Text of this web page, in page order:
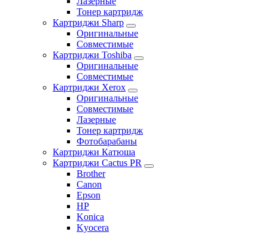
Тонер картридж
Картриджи Sharp
Оригинальные
Совместимые
Картриджи Toshiba
Оригинальные
Совместимые
Картриджи Xerox
Оригинальные
Совместимые
Лазерные
Тонер картридж
Фотобарабаны
Картриджи Катюша
Картриджи Cactus PR
Brother
Canon
Epson
HP
Konica
Kyocera